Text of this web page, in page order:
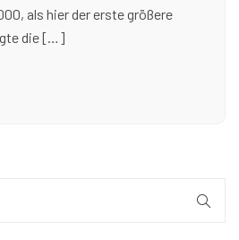
als hier der erste größere
die […]